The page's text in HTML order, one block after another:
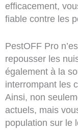
efficacement,
fiable contre les
PestOFF Pro
repousser les
également à la
interrompant les
Ainsi, non
actuels, mais
population sur le